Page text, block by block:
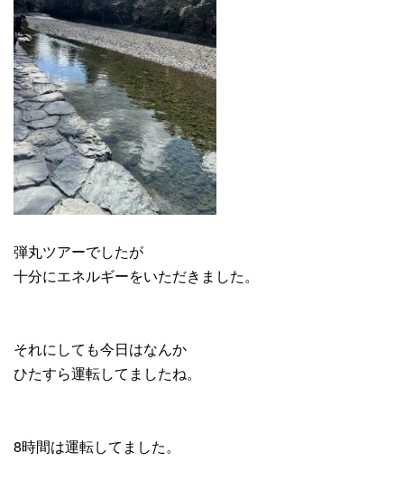
弾丸ツアーでしたが
十分にエネルギーをいただきました。
それにしても今日はなんか
ひたすら運転してましたね。
8時間は運転してました。